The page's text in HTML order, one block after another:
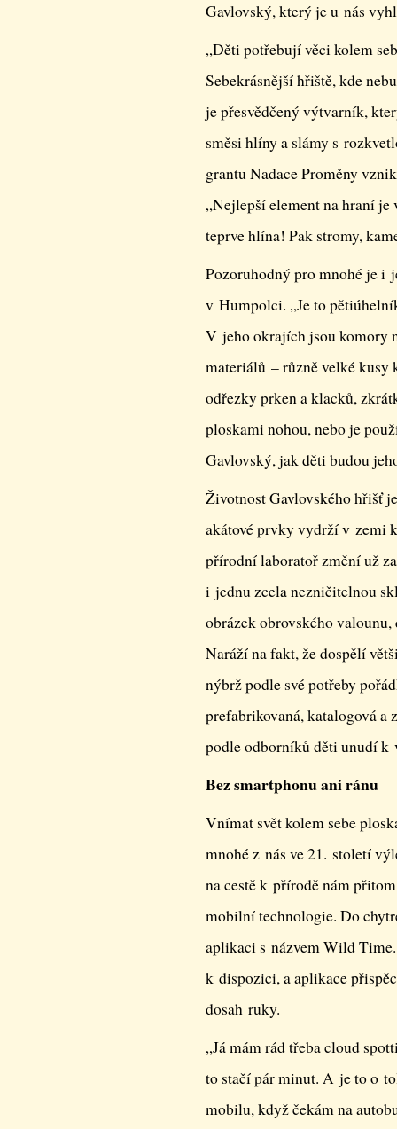
Gavlovský, který je u nás
„Děti potřebují věci kolem
Sebekrásnější hřiště, kde
je přesvědčený výtvarník,
směsi hlíny a slámy s
grantu Nadace Proměny
„Nejlepší element na hraní je
teprve hlína! Pak stromy,
Pozoruhodný pro mnohé je i
v Humpolci. „Je to
V jeho okrajích jsou komory
materiálů – různě velké
odřezky prken a klacků,
ploskami nohou, nebo je
Gavlovský, jak děti budou
Životnost Gavlovského hřišť
akátové prvky vydrží v zemi
přírodní laboratoř změní už
i jednu zcela nezničitelnou
obrázek obrovského
Naráží na fakt, že dospělí
nýbrž podle své potřeby
prefabrikovaná, katalogová a
podle odborníků děti unudí k
Bez smartphonu ani ránu
Vnímat svět kolem sebe
mnohé z nás ve 21. století
na cestě k přírodě nám
mobilní technologie. Do
aplikaci s názvem Wild
k dispozici, a aplikace
dosah ruky.
„Já mám rád třeba cloud
to stačí pár minut. A je to o
mobilu, když čekám na